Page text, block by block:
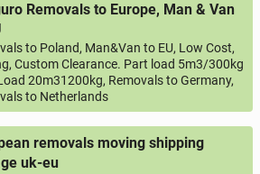
Removals to Europe, Man & Van
to Poland, Man&Van to EU, Low Cost,
Custom Clearance. Part load 5m3/300kg
20m31200kg, Removals to Germany,
to Netherlands
removals moving shipping
uk-eu